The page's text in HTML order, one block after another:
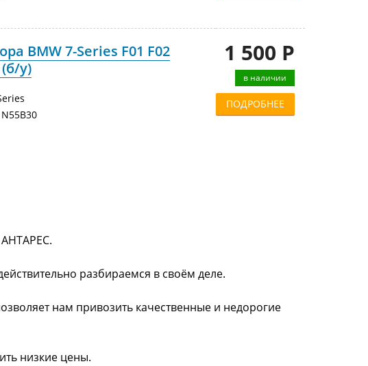
BMW 7-Series F01 F02
у)
N55B30
1 500 Р
в наличии
ПОДРОБНЕЕ
АНТАРЕС.
разбираемся в своём деле.
нам привозить качественные и недорогие
низкие цены.